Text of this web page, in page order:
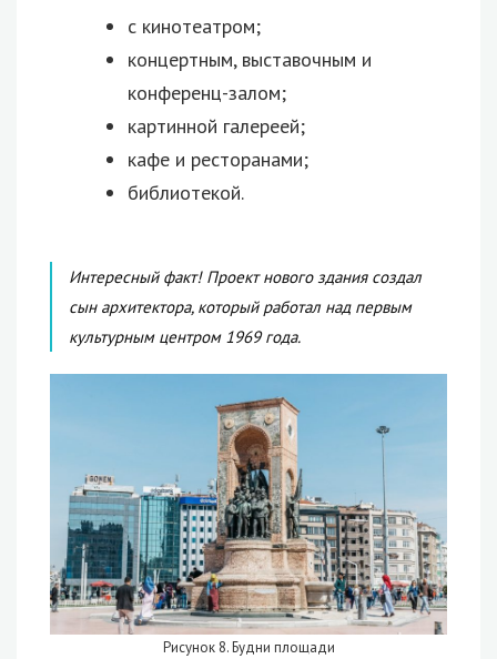
с кинотеатром;
концертным, выставочным и
конференц-залом;
картинной галереей;
кафе и ресторанами;
библиотекой.
Интересный факт! Проект нового здания создал
сын архитектора, который работал над первым
культурным центром 1969 года.
Рисунок 8. Будни площади